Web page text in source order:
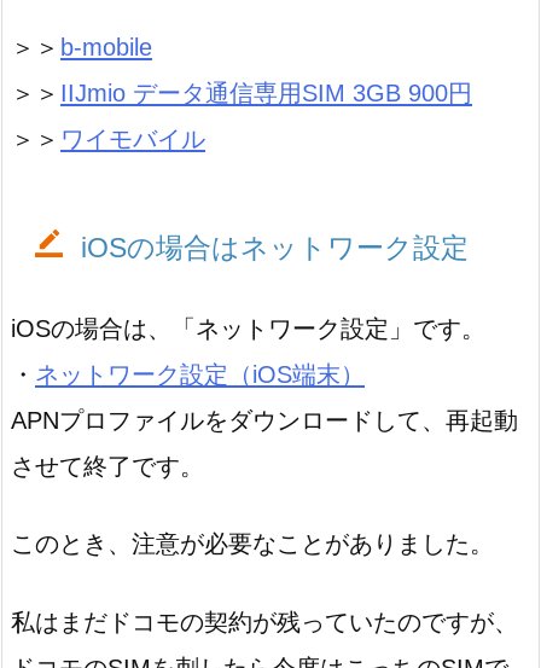
＞＞ b-mobile
＞＞ IIJmio データ通信専用SIM 3GB 900円
＞＞ ワイモバイル
iOSの場合はネットワーク設定
iOSの場合は、「ネットワーク設定」です。
・ ネットワーク設定（iOS端末）
APNプロファイルをダウンロードして、再起動
させて終了です。
このとき、注意が必要なことがありました。
私はまだドコモの契約が残っていたのですが、